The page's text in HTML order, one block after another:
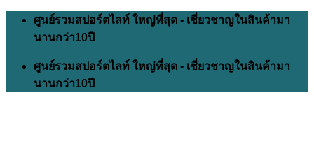
Skip
content
ศูนย์รวมสปอร์ตไลท์ ใหญ่ที่สุด - เชี่ยวชาญในสินค้ามา
นานกว่า10ปี
ศูนย์รวมสปอร์ตไลท์ ใหญ่ที่สุด - เชี่ยวชาญในสินค้ามา
นานกว่า10ปี